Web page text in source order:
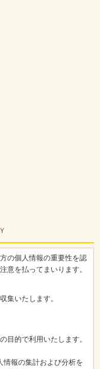
の個人情報の重要性を認
意を払ってまいります。
集いたします。
目的で利用いたします。
報の集計および分析を